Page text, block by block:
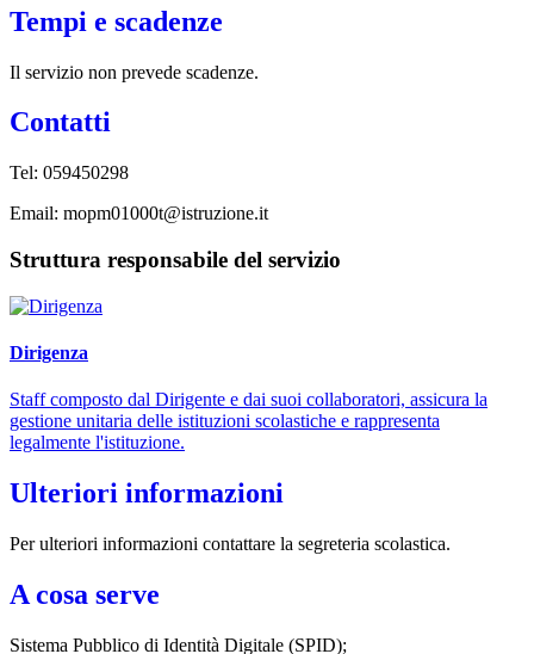
Tempi e scadenze
Il servizio non prevede scadenze.
Contatti
Tel: 059450298
Email: mopm01000t@istruzione.it
Struttura responsabile del servizio
Dirigenza
Staff composto dal Dirigente e dai suoi collaboratori, assicura la
gestione unitaria delle istituzioni scolastiche e rappresenta
legalmente l'istituzione.
Ulteriori informazioni
Per ulteriori informazioni contattare la segreteria scolastica.
A cosa serve
Sistema Pubblico di Identità Digitale (SPID);